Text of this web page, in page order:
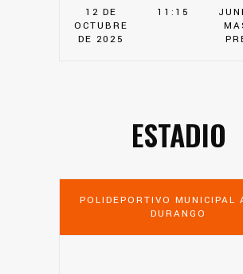
12 DE
OCTUBRE
DE 2025
11:15
ESTADIO
POLIDEPORTIVO MUNICIPAL
DURANGO